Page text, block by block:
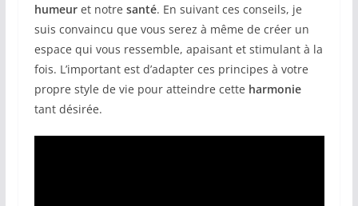
humeuret notre santé. En suivant ces conseils, je
suis convaincu que vous serez à même de créer un
espace qui vous ressemble, apaisant et stimulant à la
fois. L’important est d’adapter ces principes à votre
propre style de vie pour atteindre cette harmonie
tant désirée.